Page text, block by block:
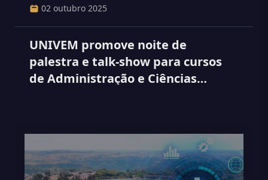
02 outubro 2025
UNIVEM promove noite de
palestra e talk-show para cursos
de Administração e Ciências